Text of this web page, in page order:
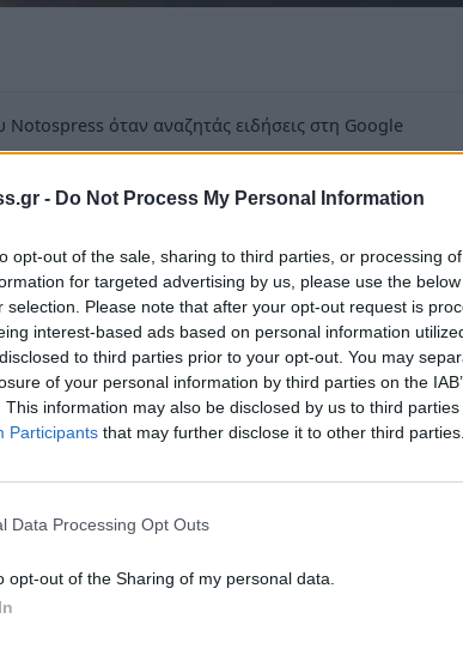
- Do Not Process My Personal Information
opt-out of the sale, sharing to third parties, or processing
for targeted advertising by us, please use the
selection. Please note that after your opt-out request is
interest-based ads based on personal information
to third parties prior to your opt-out. You may
of your personal information by third parties on the
This information may also be disclosed by us to third
Participants that may further disclose it to other third parties.
Data Processing Opt Outs
opt-out of the Sharing of my personal data.
όταν αναζητάς ειδήσεις στη Google
αποτελέσματα της Google
ηλεκτροδότηση της Νεάπολης Βοιών
δυτικά της πόλης της, από αργά το
από την ΔΕΗ Μολάων λίγο πριν τις 10:00μ.μ.
τουριστικής κίνησης και οπωσδήποτε
τουριστικά καταλύματα .
ΔΕΗ εντός μιας ώρας που ειδοποιήθηκαν
βλάβη σε στύλο της ΔΕΗ δίπλα στο